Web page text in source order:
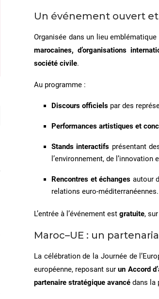
Un événement ouvert
Organisée dans un lieu emblématique
marocaines, d’organisations
société civile.
Au programme :
Discours officiels par des
Performances artistiques et
Stands interactifs présentant
l’environnement, de
Rencontres et échanges autour
relations euro-méditerranéennes.
L’entrée à l’événement estgratuite,
Maroc–UE : un
La célébration de la Journée de
européenne, reposant surun Accord
partenaire stratégique avancé dans la